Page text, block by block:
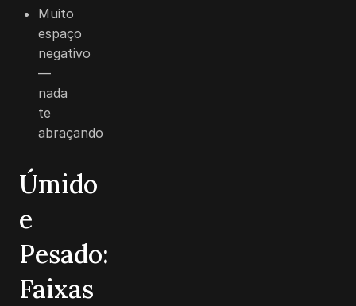
Muito
espaço
negativo
—
nada
te
abraçando
Úmido
e
Pesado:
Faixas